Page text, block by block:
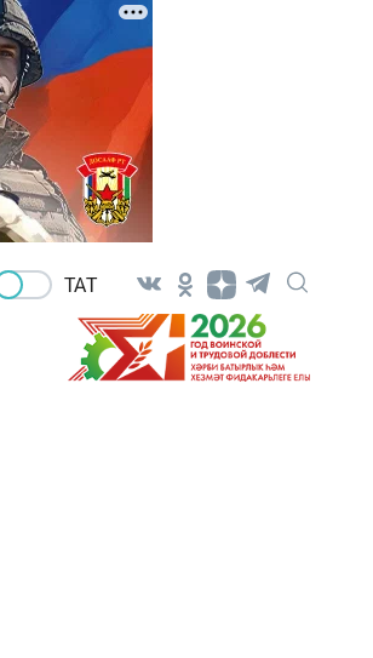
ТАТ